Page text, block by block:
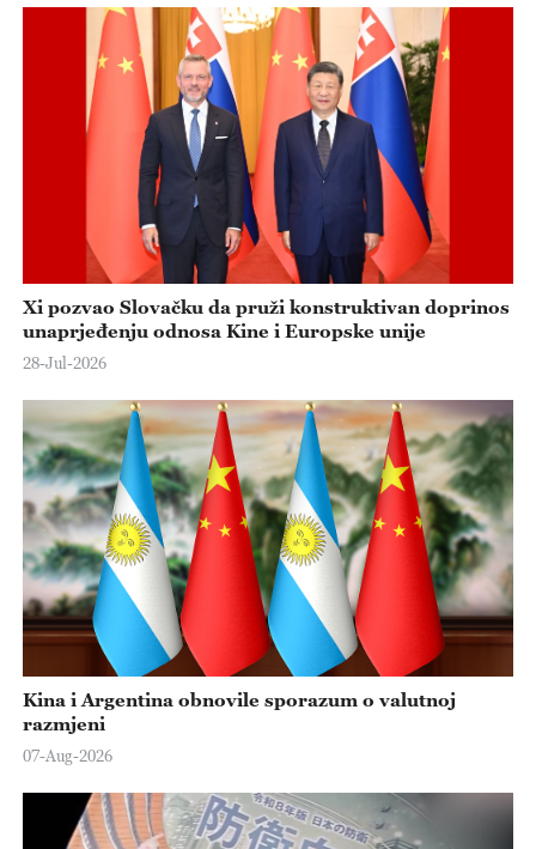
Xi pozvao Slovačku da pruži konstruktivan doprinos
unaprjeđenju odnosa Kine i Europske unije
28-Jul-2026
Kina i Argentina obnovile sporazum o valutnoj
razmjeni
07-Aug-2026